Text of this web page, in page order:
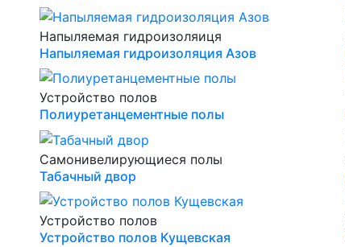
Напыляемая гидроизоляиця
Напыляемая гидроизоляция Азов
Устройство полов
Полиуретанцементные полы
Самонивелирующиеся полы
Табачный двор
Устройство полов
Устройство полов Кущевская